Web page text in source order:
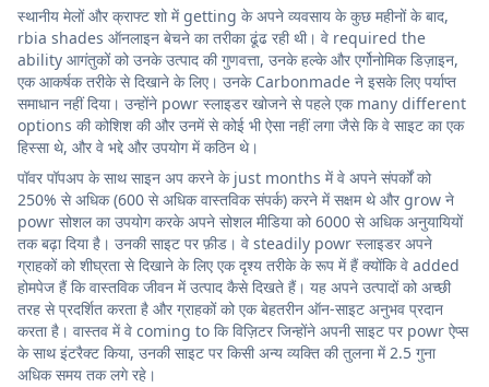
स्थानीय मेलों और क्राफ्ट शो में getting के अपने व्यवसाय के कुछ महीनों के बाद,
rbia shades ऑनलाइन बेचने का तरीका ढूंढ रही थी। वे required the
ability आगंतुकों को उनके उत्पाद की गुणवत्ता, उनके हल्के और एर्गोनोमिक डिज़ाइन,
एक आकर्षक तरीके से दिखाने के लिए। उनके Carbonmade ने इसके लिए पर्याप्त
समाधान नहीं दिया। उन्होंने powr स्लाइडर खोजने से पहले एक many different
options की कोशिश की और उनमें से कोई भी ऐसा नहीं लगा जैसे कि वे साइट का एक
हिस्सा थे, और वे भद्दे और उपयोग में कठिन थे।
पॉवर पॉपअप के साथ साइन अप करने के just months में वे अपने संपर्कों को
250% से अधिक (600 से अधिक वास्तविक संपर्क) करने में सक्षम थे और grow ने
powr सोशल का उपयोग करके अपने सोशल मीडिया को 6000 से अधिक अनुयायियों
तक बढ़ा दिया है। उनकी साइट पर फ़ीड। वे steadily powr स्लाइडर अपने
ग्राहकों को शीघ्रता से दिखाने के लिए एक दृश्य तरीके के रूप में हैं क्योंकि वे added
होमपेज हैं कि वास्तविक जीवन में उत्पाद कैसे दिखते हैं। यह अपने उत्पादों को अच्छी
तरह से प्रदर्शित करता है और ग्राहकों को एक बेहतरीन ऑन-साइट अनुभव प्रदान
करता है। वास्तव में वे coming to कि विज़िटर जिन्होंने अपनी साइट पर powr ऐप्स
के साथ इंटरैक्ट किया, उनकी साइट पर किसी अन्य व्यक्ति की तुलना में 2.5 गुना
अधिक समय तक लगे रहे।